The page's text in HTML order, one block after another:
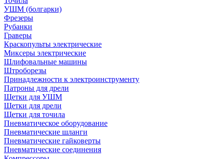
УШМ (болгарки)
Фрезеры
Рубанки
Граверы
Краскопульты электрические
Миксеры электрические
Шлифовальные машины
Штроборезы
Принадлежности к электроинструменту
Патроны для дрели
Щетки для УШМ
Щетки для дрели
Щетки для точила
Пневматическое оборудование
Пневматические шланги
Пневматические гайковерты
Пневматические соединения